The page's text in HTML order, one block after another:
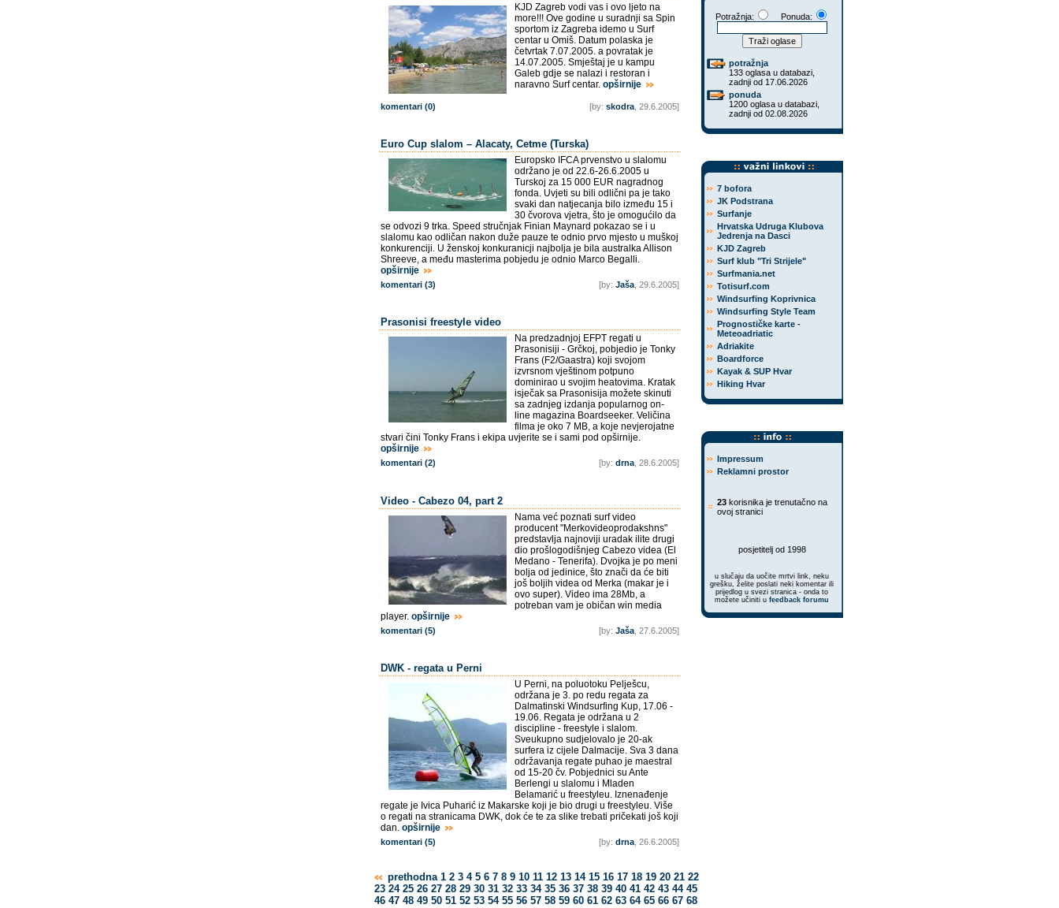
KJD Zagreb vodi vas i ovo ljeto na
more!!! Ove godine u suradnji sa Spin
sportom iz Zagreba idemo u Surf
centar u Omiš. Datum polaska je
četvrtak 7.07.2005. a povratak je
14.07.2005. Smještaj je u kampu
Galeb gdje se nalazi i restoran i
naravno Surf centar. opširnije
komentari (0) [by: skodra, 29.6.2005]
Euro Cup slalom – Alacaty, Cetme (Turska)
Europsko IFCA prvenstvo u slalomu
održano je od 22.6-26.6.2005 u
Turskoj za 15 000 EUR nagradnog
fonda. Uvjeti su bili odlični pa je tako
svaki dan natjecanja bilo između 15 i
30 čvorova vjetra, što je omogućilo da
se odvozi 9 trka. Speed stručnjak Finian Maynard pokazao se i u
slalomu kao odličan nakon duže pauze te odnio prvo mjesto u muškoj
konkurenciji. U ženskoj konkuranicji najbolja je bila australka Allison
Shreeve, a među masterima pobjedu je odnio Marco Begalli.
opširnije
komentari (3) [by: Jaša, 29.6.2005]
Prasonisi freestyle video
Na predzadnjoj EFPT regati u
Prasonisiji - Grčkoj, pobjedio je Tonky
Frans (F2/Gaastra) koji svojom
izvrsnom vještinom potpuno
dominirao u svojim heatovima. Kratak
isječak sa Prasonisija možete skinuti
sa zadnjeg izdanja popularnog on-
line magazina Boardseeker. Veličina
filma je oko 7 MB, a koje nevjerojatne
stvari čini Tonky Frans i ekipa uvjerite se i sami pod opširnije.
opširnije
komentari (2) [by: drna, 28.6.2005]
Video - Cabezo 04, part 2
Nama već poznati surf video
producent "Merkovideoprodakshns"
predstavlja najnoviji uradak ilite drugi
dio prošlogodišnjeg Cabezo videa (El
Medano - Tenerifa). Dvojka je po meni
bolja od jedinice, što znači da će biti
još boljih videa od Merka (makar je i
ovo super). Video ima 28Mb, a
potreban vam je običan win media
player. opširnije
komentari (5) [by: Jaša, 27.6.2005]
DWK - regata u Perni
U Perni, na poluotoku Pelješcu,
održana je 3. po redu regata za
Dalmatinski Windsurfing Kup, 17.06 -
19.06. Regata je održana u 2
discipline - freestyle i slalom.
Sveukupno sudjelovalo je 20-ak
surfera iz cijele Dalmacije. Sva 3 dana
održavanja regate puhao je maestral
od 15-20 čv. Pobjednici su Ante
Berlengi u slalomu i Mladen
Belamarić u freestyleu. Iznenađenje
regate je Ivica Puharić iz Makarske koji je bio drugi u freestyleu. Više
o regati na stranicama DWK, dok će te za slike trebati pričekati još koji
dan. opširnije
komentari (5) [by: drna, 26.6.2005]
prethodna 1 2 3 4 5 6 7 8 9 10 11 12 13 14 15 16 17 18 19 20 21 22
23 24 25 26 27 28 29 30 31 32 33 34 35 36 37 38 39 40 41 42 43 44 45
46 47 48 49 50 51 52 53 54 55 56 57 58 59 60 61 62 63 64 65 66 67 68
Potražnja: Ponuda:
potražnja
133 oglasa u databazi,
zadnji od 17.06.2026
ponuda
1200 oglasa u databazi,
zadnji od 02.08.2026
7 bofora
JK Podstrana
Surfanje
Hrvatska Udruga Klubova
Jedrenja na Dasci
KJD Zagreb
Surf klub "Tri Strijele"
Surfmania.net
Totisurf.com
Windsurfing Koprivnica
Windsurfing Style Team
Prognostičke karte -
Meteoadriatic
Adriakite
Boardforce
Kayak & SUP Hvar
Hiking Hvar
Impressum
Reklamni prostor
23korisnika je trenutačno na
ovoj stranici
posjetitelj od 1998
u slučaju da uočite mrtvi link, neku
grešku, želite poslati neki komentar ili
prijedlog u svezi stranica - onda to
možete učiniti u feedback forumu